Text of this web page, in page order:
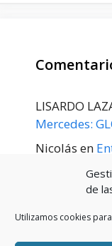
de
Utilizamos cookies
LISARDO
Mercedes:
Nicolás en
principios